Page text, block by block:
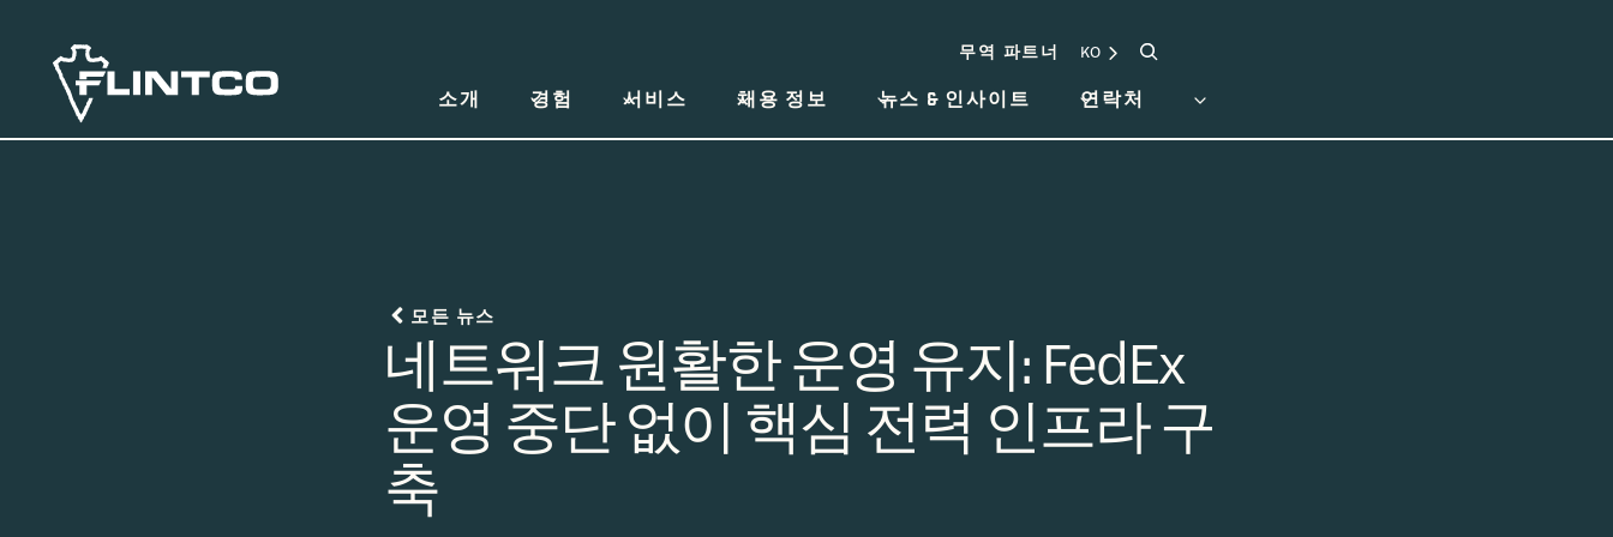
무역 파트너 KO검색
소개 경험 서비스 채용 정보 뉴스 & 인사이트 연락처
모든 뉴스
네트워크 원활한 운영 유지: FedEx
운영 중단 없이 핵심 전력 인프라 구
축